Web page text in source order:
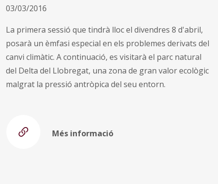
03/03/2016
La primera sessió que tindrà lloc el divendres 8 d'abril,
posarà un èmfasi especial en els problemes derivats del
canvi climàtic. A continuació, es visitarà el parc natural
del Delta del Llobregat, una zona de gran valor ecològic
malgrat la pressió antròpica del seu entorn.
Més informació